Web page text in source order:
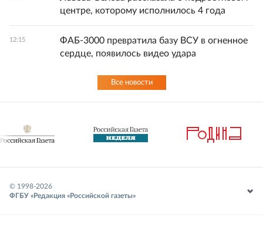
центре, которому исполнилось 4 года
12:15
ФАБ-3000 превратила базу ВСУ в огненное
сердце, появилось видео удара
Все новости
© 1998-2026
ФГБУ «Редакция «Российской газеты»